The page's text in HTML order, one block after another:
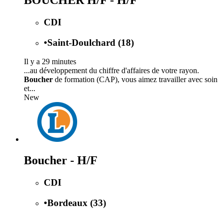
CDI
•Saint-Doulchard (18)
Il y a 29 minutes
...au développement du chiffre d'affaires de votre rayon.
Boucher de formation (CAP), vous aimez travailler avec soin
et...
New
Boucher - H/F
CDI
•Bordeaux (33)